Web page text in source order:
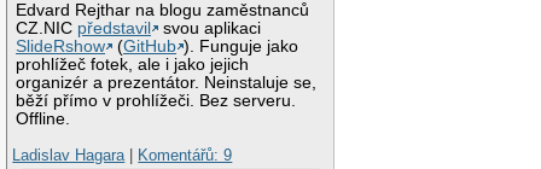
Edvard Rejthar na blogu zaměstnanců
CZ.NIC představil
svou aplikaci
SlideRshow
(GitHub ). Funguje jako
prohlížeč fotek, ale i jako jejich
organizér a prezentátor. Neinstaluje se,
běží přímo v prohlížeči. Bez serveru.
Offline.
Ladislav Hagara | Komentářů: 9